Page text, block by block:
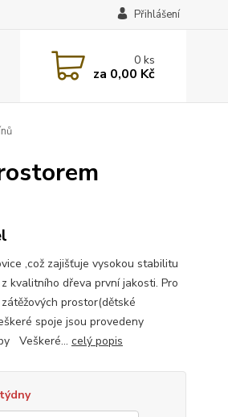
Přihlášení
0ks
za 0,00 Kč
,což zajišťuje vysokou stabilitu
kvalitního dřeva první jakosti. Pro
prostor(dětské
spoje jsou provedeny
Veškeré... celý popis